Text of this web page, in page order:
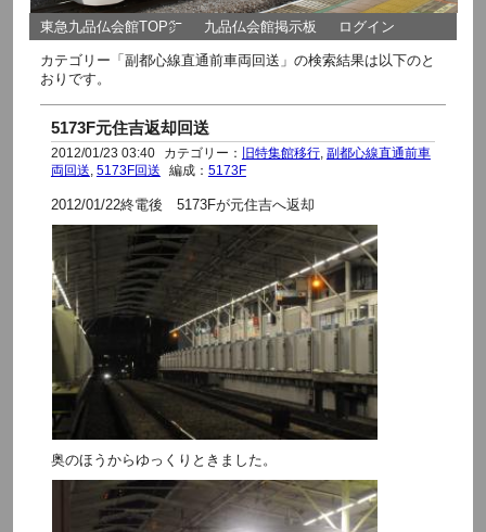
東急九品仏会館TOP㌻ 九品仏会館掲示板 ログイン
カテゴリー「副都心線直通前車両回送」の検索結果は以下のと
おりです。
5173F元住吉返却回送
2012/01/23 03:40 カテゴリー： 旧特集館移行, 副都心線直通前車
両回送 5173F回送 編成： 5173F
2012/01/22終電後 5173Fが元住吉へ返却
奥のほうからゆっくりときました。